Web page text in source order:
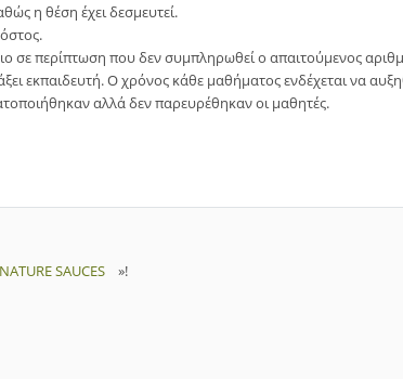
η θέση έχει δεσμευτεί.
σε περίπτωση που δεν συμπληρωθεί ο απαιτούμενος
εκπαιδευτή. Ο χρόνος κάθε μαθήματος ενδέχεται να
αλλά δεν παρευρέθηκαν οι μαθητές.
SAUCES »!